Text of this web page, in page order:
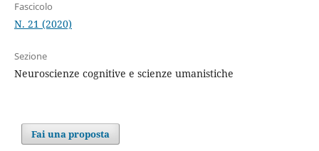
Fascicolo
N. 21 (2020)
Sezione
Neuroscienze cognitive e scienze umanistiche
Fai una proposta